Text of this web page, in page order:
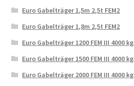
Euro Gabelträger 1,5m 2,5t FEM2
Euro Gabelträger 1,8m 2,5t FEM2
Euro Gabelträger 1200 FEM III 4000 kg
Euro Gabelträger 1500 FEM III 4000 kg
Euro Gabelträger 2000 FEM III 4000 kg